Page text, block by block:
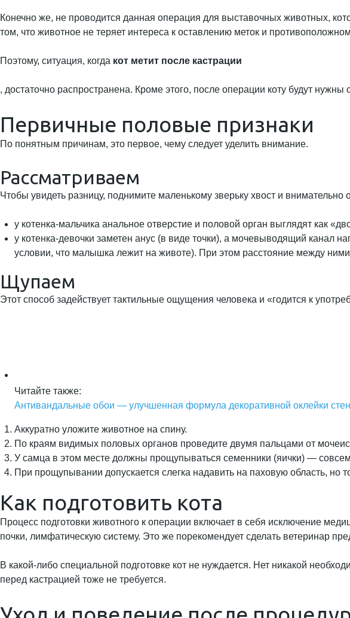
Конечно же, не проводится данная операция для выставочных животных,
том, что животное не теряет интереса к оставлению меток и
Поэтому, ситуация, когда кот метит после кастрации
, достаточно распространена. Кроме этого, после операции коту будут нужны
Первичные половые признаки
По понятным причинам, это первое, чему следует уделить внимание.
Рассматриваем
Чтобы увидеть разницу, поднимите маленькому зверьку хвост и
у котенка-мальчика анальное отверстие и половой орган выглядят как
у котенка-девочки заметен анус (в виде точки), а мочевыводящий
условии, что малышка лежит на животе). При этом расстояние между
Щупаем
Этот способ задействует тактильные ощущения человека и «годится к
Читайте также:
Антивандальные обои — улучшенная формула декоративной оклейки стен
Аккуратно уложите животное на спину.
По краям видимых половых органов проведите двумя пальцами от
У самца в этом месте должны прощупываться семенники (яички) —
При прощупывании допускается слегка надавить на паховую область, но
Как подготовить кота
Процесс подготовки животного к операции включает в себя исключение
почки, лимфатическую систему. Это же порекомендует сделать ветеринар
В какой-либо специальной подготовке кот не нуждается. Нет никакой
перед кастрацией тоже не требуется.